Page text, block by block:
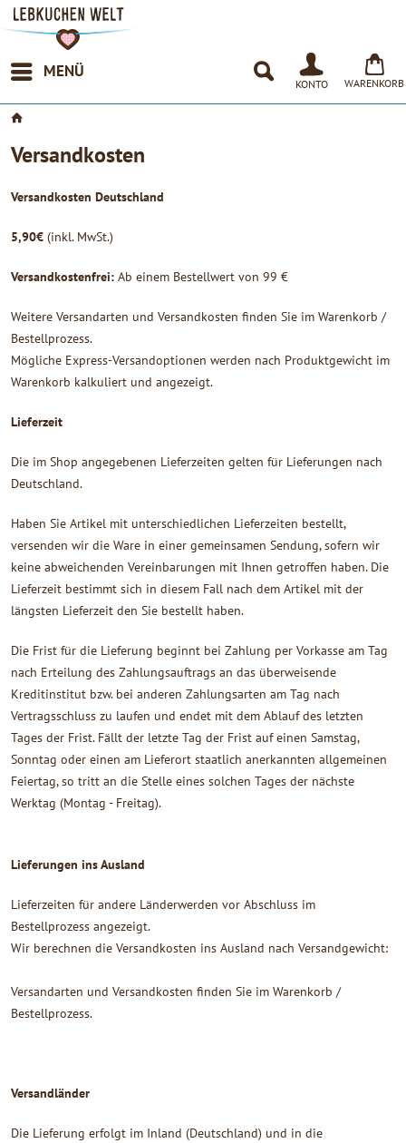
MENÜ
KONTO WARENKORB
Versandkosten
Versandkosten Deutschland
5,90€ (inkl. MwSt.)
Versandkostenfrei: Ab einem Bestellwert von 99 €
Weitere Versandarten und Versandkosten finden Sie im Warenkorb /
Bestellprozess.
Mögliche Express-Versandoptionen werden nach Produktgewicht im
Warenkorb kalkuliert und angezeigt.
Lieferzeit
Die im Shop angegebenen Lieferzeiten gelten für Lieferungen nach
Deutschland.
Haben Sie Artikel mit unterschiedlichen Lieferzeiten bestellt,
versenden wir die Ware in einer gemeinsamen Sendung, sofern wir
keine abweichenden Vereinbarungen mit Ihnen getroffen haben. Die
Lieferzeit bestimmt sich in diesem Fall nach dem Artikel mit der
längsten Lieferzeit den Sie bestellt haben.
Die Frist für die Lieferung beginnt bei Zahlung per Vorkasse am Tag
nach Erteilung des Zahlungsauftrags an das überweisende
Kreditinstitut bzw. bei anderen Zahlungsarten am Tag nach
Vertragsschluss zu laufen und endet mit dem Ablauf des letzten
Tages der Frist. Fällt der letzte Tag der Frist auf einen Samstag,
Sonntag oder einen am Lieferort staatlich anerkannten allgemeinen
Feiertag, so tritt an die Stelle eines solchen Tages der nächste
Werktag (Montag - Freitag).
Lieferungen ins Ausland
Lieferzeiten für andere Länderwerden vor Abschluss im
Bestellprozess angezeigt.
Wir berechnen die Versandkosten ins Ausland nach Versandgewicht:
Versandarten und Versandkosten finden Sie im Warenkorb /
Bestellprozess.
Versandländer
Die Lieferung erfolgt im Inland (Deutschland) und in die